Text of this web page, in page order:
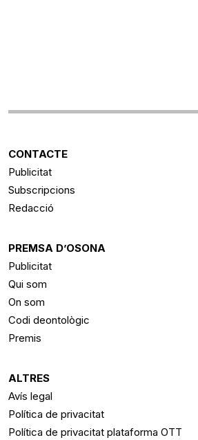
CONTACTE
Publicitat
Subscripcions
Redacció
PREMSA D’OSONA
Publicitat
Qui som
On som
Codi deontològic
Premis
ALTRES
Avís legal
Política de privacitat
Política de privacitat plataforma OTT